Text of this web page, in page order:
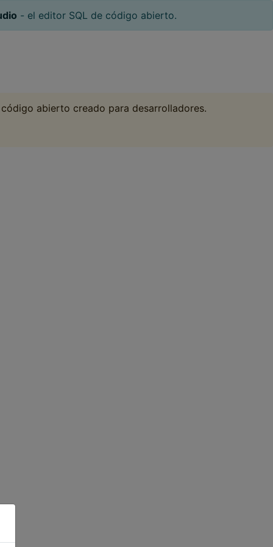
- el editor SQL de código abierto.
abierto creado para desarrolladores.